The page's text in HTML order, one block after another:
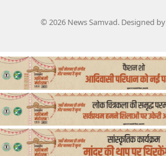
© 2026 News Samvad. Designed by